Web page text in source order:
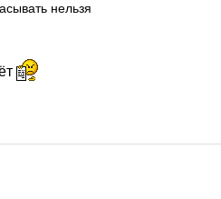
нельзя